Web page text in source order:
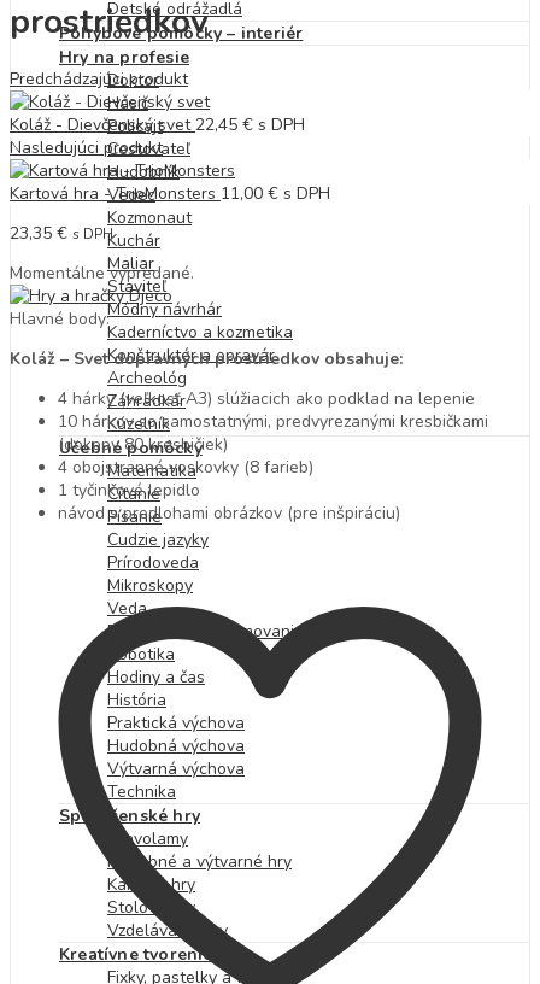
Detské odrážadlá
Pohybové pomôcky – interiér
Hry na profesie
Doktor
Hasič
Policajt
Cestovateľ
Hudobník
Vedec
Kozmonaut
Kuchár
Maliar
Staviteľ
Módny návrhár
Kaderníctvo a kozmetika
Konštruktér a opravár
Archeológ
Záhradkár
Kúzelník
Učebné pomôcky
Matematika
Čítanie
Písanie
Cudzie jazyky
Prírodoveda
Mikroskopy
Veda
Počítače a programovanie
Robotika
Hodiny a čas
História
Praktická výchova
Hudobná výchova
Výtvarná výchova
Technika
Spoločenské hry
Hlavolamy
Hudobné a výtvarné hry
Kartové hry
Stolové hry
Vzdelávacie hry
Kreatívne tvorenie
Fixky, pastelky a farby
prostriedkov
Predchádzajúci produkt
Koláž - Dievčenský svet 22,45 € s DPH
Nasledujúci produkt
Kartová hra - TrioMonsters 11,00 € s DPH
23,35 € s DPH
Momentálne vypredané.
Hlavné body:
Koláž – Svet dopravných prostriedkov obsahuje:
4 hárky (veľkosť A3) slúžiacich ako podklad na lepenie
10 hárkov so samostatnými, predvyrezanými kresbičkami
(dokopy 80 kresbičiek)
4 obojstranné voskovky (8 farieb)
1 tyčinkové lepidlo
návod s predlohami obrázkov (pre inšpiráciu)